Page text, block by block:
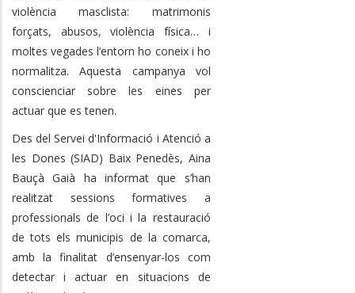
violència masclista: matrimonis
forçats, abusos, violència física… i
moltes vegades l’entorn ho coneix i ho
normalitza. Aquesta campanya vol
conscienciar sobre les eines per
actuar que es tenen.
Des del Servei d'Informació i Atenció a
les Dones (SIAD) Baix Penedès, Aina
Bauçà Gaià ha informat que s’han
realitzat sessions formatives a
professionals de l’oci i la restauració
de tots els municipis de la comarca,
amb la finalitat d’ensenyar-los com
detectar i actuar en situacions de